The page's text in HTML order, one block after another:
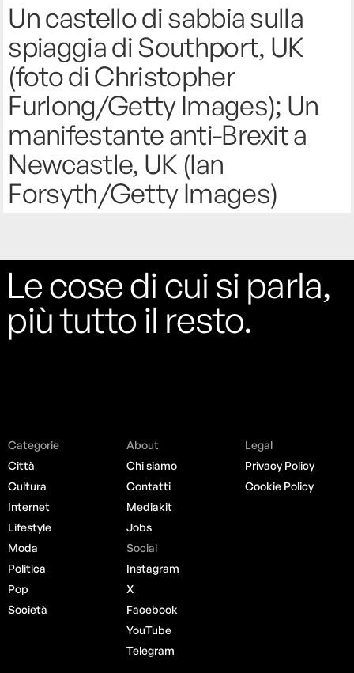
Un castello di sabbia sulla
spiaggia di Southport, UK
(foto di Christopher
Furlong/Getty Images); Un
manifestante anti-Brexit a
Newcastle, UK (Ian
Forsyth/Getty Images)
Le cose di cui si parla,
più tutto il resto.
Categorie
Città
Cultura
Internet
Lifestyle
Moda
Politica
Pop
Società
About
Chi siamo
Contatti
Mediakit
Jobs
Social
Instagram
X
Facebook
YouTube
Telegram
Legal
Privacy Policy
Cookie Policy